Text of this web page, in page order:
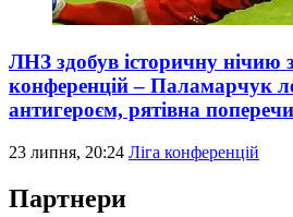
ЛНЗ здобув історичну нічию
конференцій – Паламарчук
антигероєм, рятівна
23 липня, 20:24 Ліга конференцій
Партнери